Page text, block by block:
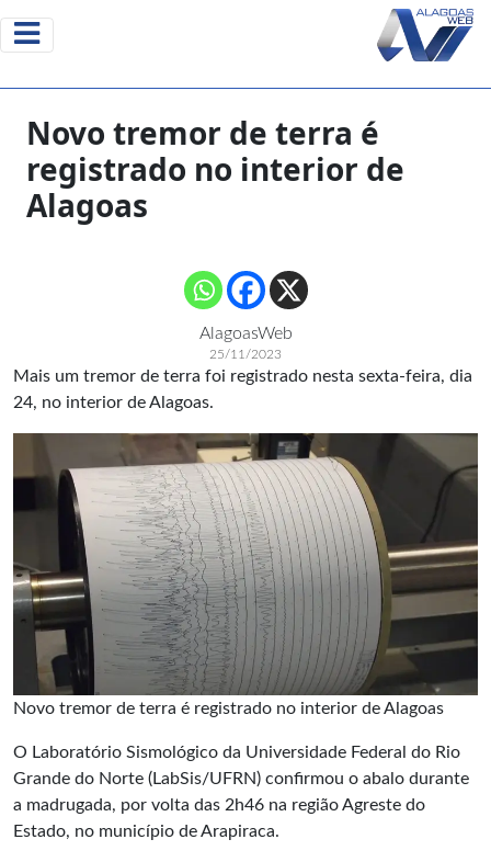
Novo tremor de terra é
registrado no interior de
Alagoas
AlagoasWeb
25/11/2023
Mais um tremor de terra foi registrado nesta sexta-feira, dia
24, no interior de Alagoas.
Novo tremor de terra é registrado no interior de Alagoas
O Laboratório Sismológico da Universidade Federal do Rio
Grande do Norte (LabSis/UFRN) confirmou o abalo durante
a madrugada, por volta das 2h46 na região Agreste do
Estado, no município de Arapiraca.